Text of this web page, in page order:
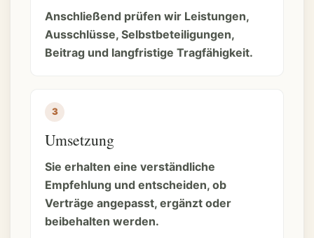
Anschließend prüfen wir Leistungen,
Ausschlüsse, Selbstbeteiligungen,
Beitrag und langfristige Tragfähigkeit.
Umsetzung
Sie erhalten eine verständliche
Empfehlung und entscheiden, ob
Verträge angepasst, ergänzt oder
beibehalten werden.